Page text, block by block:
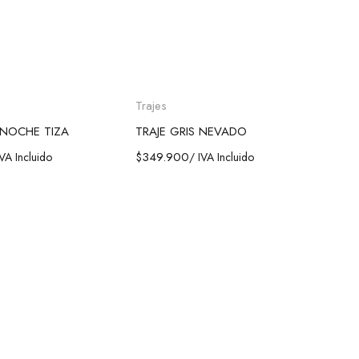
TIZA
Incluido
Trajes
TRAJE GRIS NEVADO
$349.900/ IVA Incluido